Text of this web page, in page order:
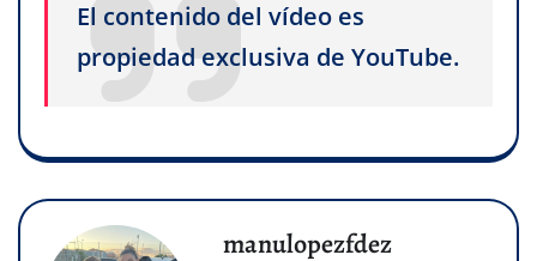
El contenido del vídeo es
propiedad exclusiva de YouTube.
manulopezfdez